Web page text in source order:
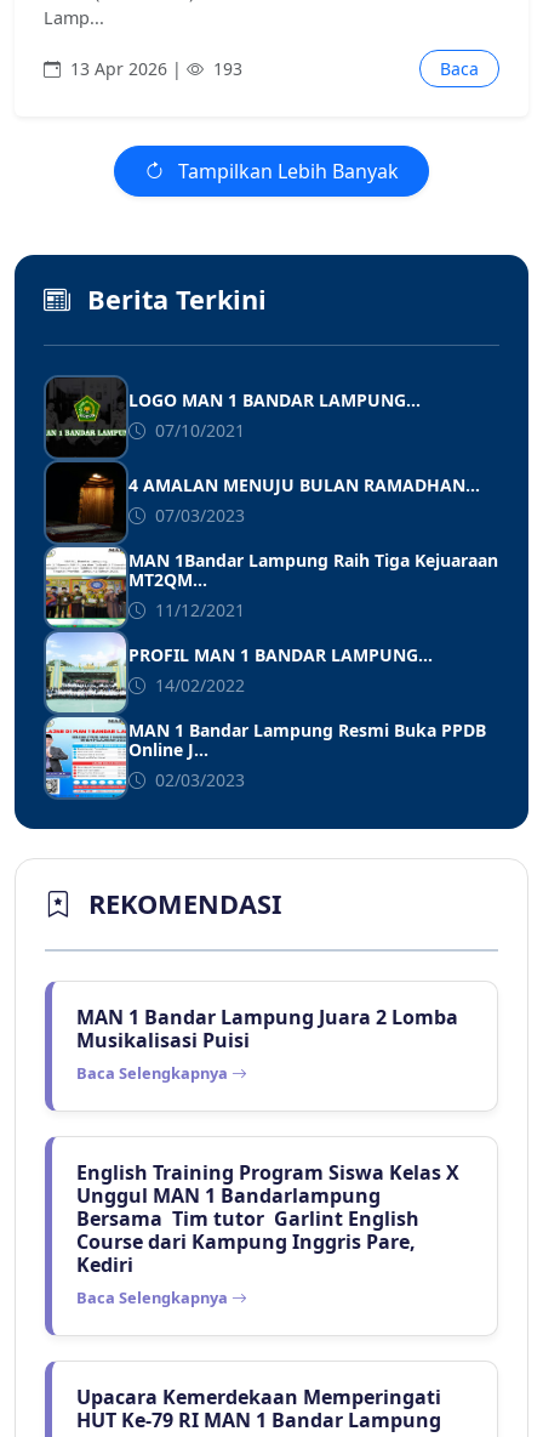
Lamp...
13 Apr 2026 | 193 Baca
Tampilkan Lebih Banyak
Berita Terkini
LOGO MAN 1 BANDAR LAMPUNG...
07/10/2021
4 AMALAN MENUJU BULAN RAMADHAN...
07/03/2023
MAN 1Bandar Lampung Raih Tiga Kejuaraan
MT2QM...
11/12/2021
PROFIL MAN 1 BANDAR LAMPUNG...
14/02/2022
MAN 1 Bandar Lampung Resmi Buka PPDB
Online J...
02/03/2023
REKOMENDASI
MAN 1 Bandar Lampung Juara 2 Lomba
Musikalisasi Puisi
Baca Selengkapnya
English Training Program Siswa Kelas X
Unggul MAN 1 Bandarlampung
Bersama Tim tutor Garlint English
Course dari Kampung Inggris Pare,
Kediri
Baca Selengkapnya
Upacara Kemerdekaan Memperingati
HUT Ke-79 RI MAN 1 Bandar Lampung